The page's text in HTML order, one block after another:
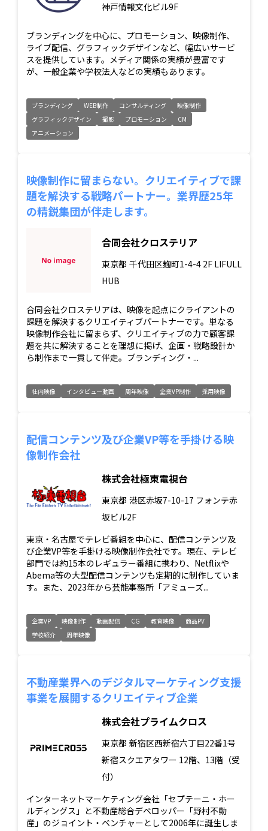
神戸情報文化ビル9F
ブランディングを中心に、プロモーション、映像制作、
ライブ配信、グラフィックデザインなど、幅広いサービ
スを提供しています。メディア関係の実績が豊富です
が、一般企業や学校法人などの実績もあります。
ブランディング WEB制作 コンサルティング
映像制作
グラフィックデザイン
撮影 プロモーション
CM
アニメーション
映像制作に留まらない。クリエイティブで課
題を解決する戦略パートナー。業界歴25年
の精鋭集団が伴走します。
合同会社クロステリア
東京都 千代田区麹町1-4-4 2F LIFULL
HUB
合同会社クロステリアは、映像を起点にクライアントの
課題を解決するクリエイティブパートナーです。単なる
映像制作会社に留まらず、クリエイティブの力で顧客課
題を共に解決することを理想に掲げ、企画・戦略設計か
ら制作まで一貫して伴走。ブランディング・...
社内映像 インタビュー動画 周年映像 企業VP制作 採用映像
配信コンテンツ及び企業VP等を手掛ける映
像制作会社
株式会社極東電視台
東京都 港区赤坂7-10-17 フォンテ赤
坂ビル2F
東京・名古屋でテレビ番組を中心に、配信コンテンツ及
び企業VP等を手掛ける映像制作会社です。現在、テレビ
部門では約15本のレギュラー番組に携わり、Netflixや
Abema等の大型配信コンテンツも定期的に制作していま
す。また、2023年から芸能事務所「アミューズ...
企業VP 映像制作 動画配信 CG 教育映像
商品PV
学校紹介
周年映像
不動産業界へのデジタルマーケティング支援
事業を展開するクリエイティブ企業
株式会社プライムクロス
東京都 新宿区西新宿六丁目22番1号
新宿スクエアタワー 12階、13階（受
付）
インターネットマーケティング会社「セプテーニ・ホー
ルディングス」と不動産総合デベロッパー「野村不動
産」のジョイント・ベンチャーとして2006年に誕生しま